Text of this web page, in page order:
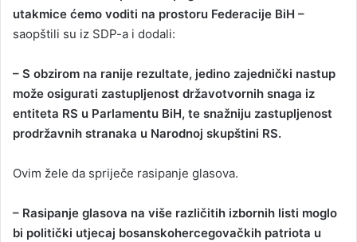
utakmice ćemo voditi na prostoru Federacije BiH –
saopštili su iz SDP-a i dodali:
– S obzirom na ranije rezultate, jedino zajednički nastup
može osigurati zastupljenost državotvornih snaga iz
entiteta RS u Parlamentu BiH, te snažniju zastupljenost
prodržavnih stranaka u Narodnoj skupštini RS.
Ovim žele da spriječe rasipanje glasova.
– Rasipanje glasova na više različitih izbornih listi moglo
bi politički utjecaj bosanskohercegovačkih patriota u